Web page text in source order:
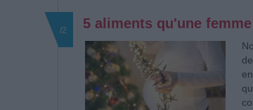
5 aliments qu'une
/2